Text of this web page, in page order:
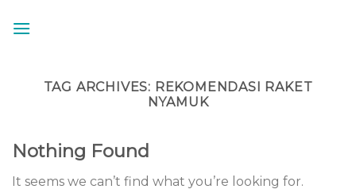
TAG ARCHIVES: REKOMENDASI RAKET
NYAMUK
Nothing Found
It seems we can’t find what you’re looking for.